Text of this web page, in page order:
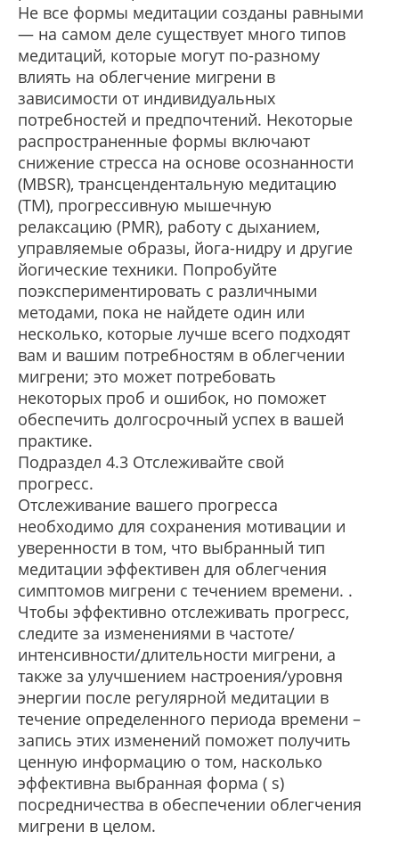
Не все формы медитации созданы равными
— на самом деле существует много типов
медитаций, которые могут по-разному
влиять на облегчение мигрени в
зависимости от индивидуальных
потребностей и предпочтений. Некоторые
распространенные формы включают
снижение стресса на основе осознанности
(MBSR), трансцендентальную медитацию
(TM), прогрессивную мышечную
релаксацию (PMR), работу с дыханием,
управляемые образы, йога-нидру и другие
йогические техники. Попробуйте
поэкспериментировать с различными
методами, пока не найдете один или
несколько, которые лучше всего подходят
вам и вашим потребностям в облегчении
мигрени; это может потребовать
некоторых проб и ошибок, но поможет
обеспечить долгосрочный успех в вашей
практике.
Подраздел 4.3 Отслеживайте свой
прогресс.
Отслеживание вашего прогресса
необходимо для сохранения мотивации и
уверенности в том, что выбранный тип
медитации эффективен для облегчения
симптомов мигрени с течением времени. .
Чтобы эффективно отслеживать прогресс,
следите за изменениями в частоте/
интенсивности/длительности мигрени, а
также за улучшением настроения/уровня
энергии после регулярной медитации в
течение определенного периода времени –
запись этих изменений поможет получить
ценную информацию о том, насколько
эффективна выбранная форма ( s)
посредничества в обеспечении облегчения
мигрени в целом.